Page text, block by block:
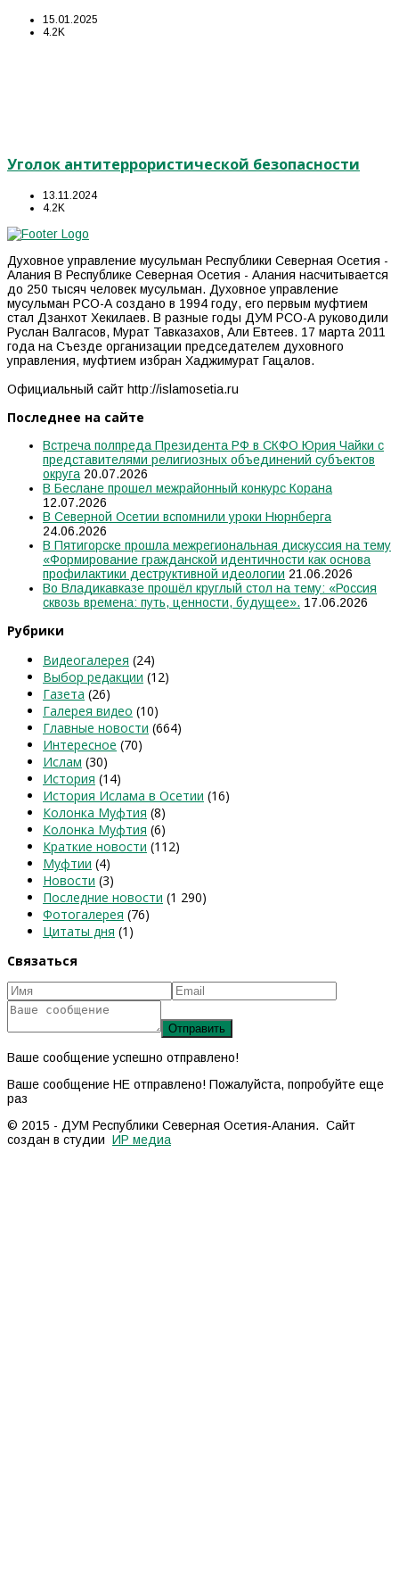
15.01.2025
4.2K
Уголок антитеррористической безопасности
13.11.2024
4.2K
Духовное управление мусульман Республики Северная Осетия -
Алания В Республике Северная Осетия - Алания насчитывается
до 250 тысяч человек мусульман. Духовное управление
мусульман РСО-А создано в 1994 году, его первым муфтием
стал Дзанхот Хекилаев. В разные годы ДУМ РСО-А руководили
Руслан Валгасов, Мурат Тавказахов, Али Евтеев. 17 марта 2011
года на Съезде организации председателем духовного
управления, муфтием избран Хаджимурат Гацалов.
Официальный сайт http://islamosetia.ru
Последнее на сайте
Встреча полпреда Президента РФ в СКФО Юрия Чайки с
представителями религиозных объединений субъектов
округа 20.07.2026
В Беслане прошел межрайонный конкурс Корана
12.07.2026
В Северной Осетии вспомнили уроки Нюрнберга
24.06.2026
В Пятигорске прошла межрегиональная дискуссия на тему
«Формирование гражданской идентичности как основа
профилактики деструктивной идеологии 21.06.2026
Во Владикавказе прошёл круглый стол на тему: «Россия
сквозь времена: путь, ценности, будущее». 17.06.2026
Рубрики
Видеогалерея (24)
Выбор редакции (12)
Газета (26)
Галерея видео (10)
Главные новости (664)
Интересное (70)
Ислам (30)
История (14)
История Ислама в Осетии (16)
Колонка Муфтия (8)
Колонка Муфтия (6)
Краткие новости (112)
Муфтии (4)
Новости (3)
Последние новости (1 290)
Фотогалерея (76)
Цитаты дня (1)
Связаться
Ваше сообщение успешно отправлено!
Ваше сообщение НЕ отправлено! Пожалуйста, попробуйте еще
раз
© 2015 - ДУМ Республики Северная Осетия-Алания. Сайт
создан в студии ИР медиа